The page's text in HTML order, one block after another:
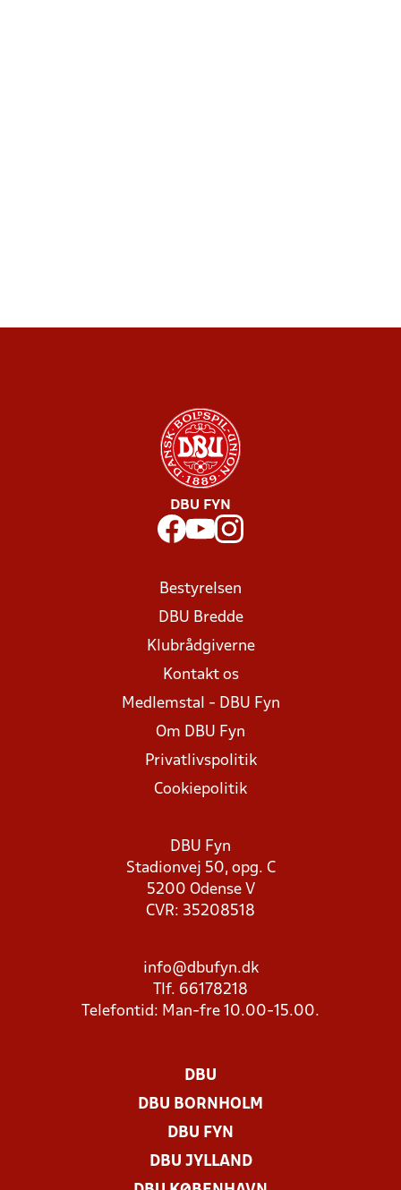
DBU FYN
Bestyrelsen
DBU Bredde
Klubrådgiverne
Kontakt os
Medlemstal - DBU Fyn
Om DBU Fyn
Privatlivspolitik
Cookiepolitik
DBU Fyn
Stadionvej 50, opg. C
5200 Odense V
CVR: 35208518
info@dbufyn.dk
Tlf. 66178218
Telefontid: Man-fre 10.00-15.00.
DBU
DBU BORNHOLM
DBU FYN
DBU JYLLAND